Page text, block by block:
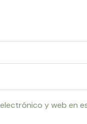
y web en